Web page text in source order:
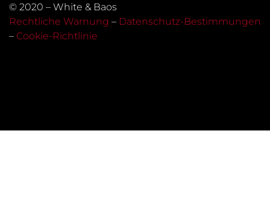
© 2020 – White & Baos
Rechtliche Warnung – Datenschutz-Bestimmungen
– Cookie-Richtlinie